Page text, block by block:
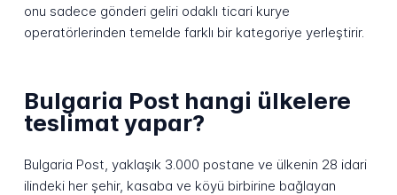
onu sadece gönderi geliri odaklı ticari kurye
operatörlerinden temelde farklı bir kategoriye yerleştirir.
Bulgaria Post hangi ülkelere
teslimat yapar?
Bulgaria Post, yaklaşık 3.000 postane ve ülkenin 28 idari
ilindeki her şehir, kasaba ve köyü birbirine bağlayan